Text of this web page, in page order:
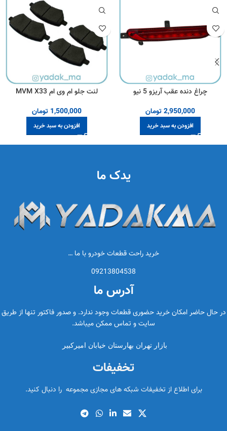
چراغ دنده عقب آریزو 5 نیو
2,950,000تومان
افزودن به سبد خرید
لنت جلو ام وی ام MVM X33
1,500,000 تومان
افزودن به سبد خرید
یدک ما
خرید راحت قطعات خودرو با ما …
09213804538
آدرس ما
در حال حاضر امکان خرید حضوری قطعات وجود ندارد. و صدور فاکتور تنها از طریق
سایت و تماس ممکن میباشد.
بازار تهران بهارستان خیابان امیرکبیر
تخفیفات
برای اطلاع از تخفیفات شبکه های مجازی مجموعه را دنبال کنید.